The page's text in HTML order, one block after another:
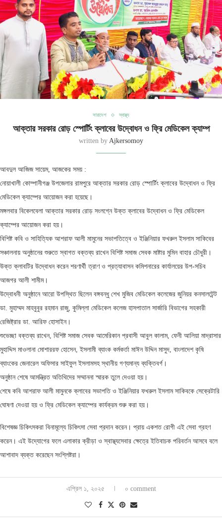
সারাদেশ স্বাস্থ্য
আক্তার সরকার রোড় স্পোর্টিং ক্লাবের উদ্বোধন ও ফ্রি মেডিকেল ক্যাম্প
written by Ajkersomoy
আবদুল আজিজ সায়েম, আজকের সময় :
নোয়াখালী কোম্পানীগঞ্জ উপজেলার রামপুরে আক্তার সরকার রোড় স্পোর্টিং ক্লাবের উদ্বোধন ও ফ্রি
মেডিকেল ক্যাম্পের আয়োজন করা হয়েছে।
মঙ্গলবার বিকেলবেলা আক্তার সরকার রোড় সংলগ্নে উক্ত ক্লাবের উদ্বোধন ও ফ্রি মেডিকেল
ক্যাম্পের আয়োজন করা হয়।
বিশিষ্ট কবি ও সাহিত্যিক আশরাফ আলী মামুনের সভাপতিত্বে ও ইঞ্জিনিয়ার ফখরুল ইসলাম সাকিবের
সঞ্চালনায় অনুষ্ঠানের শুরুতে স্বাগত বক্তব্য রাখেন বিশিষ্ট সমাজ সেবক মাষ্টার মুমিন বাহার চৌধুরী।
উক্ত ক্লাবটির উদ্বোধন করেন শরণার্থী ত্রাণ ও প্রত্যাবাসন কমিশনারের কার্যালয়ের উপ-সচিব
আজগর আলী শামীম।
উদ্বোধনী অনুষ্ঠানে আরো উপস্থিত ছিলেন বঙ্গবন্ধু শেখ মুজিব মেডিকেল কলেজের জুনিয়র কনসালটেন্ট
ডা. মুহাম্মদ মাহবুবুর রহমান রাজু, কুমিল্লা মেডিকেল কলেজ হাসপাতাল সার্জারি বিভাগের সহকারী
রেজিষ্ট্রার ডা. আরিফ হোসাইন।
শুভেচ্ছা বক্তব্য রাখেন, বিশিষ্ট সমাজ সেবক আমেরিকান প্রবাসী আবুল কালাম, ফেনী আলিয়া মাদ্রাসার
মুহাদ্দিস মাওলানা মোশাররফ হোসেন, ইসলামী ব্যাংক কর্মকর্তা মাঈন উদ্দিন মাসুদ, বাংলাদেশ কৃষি
ব্যাংকের জেনারেল অফিসার সাইফুল ইসলামসহ স্থানীয় গণ্যমান্য ব্যক্তিবর্গ।
অনুষ্ঠান শেষে আমন্ত্রিত অতিথিদের সম্মাননা স্মারক তুলে দেওয়া হয়।
শেষে কবি আশরাফ আলী মামুনকে ক্লাবের সভাপতি ও ইঞ্জিনিয়ার ফখরুল ইসলাম সাকিবকে সেক্রেটারি
ঘোষণা দেওয়া হয় ও ফ্রি মেডিকেল ক্যাম্পের কার্যক্রম শুরু করা হয়।
বিশেষজ্ঞ চিকিৎসকরা বিনামূল্যে চিকিৎসা সেবা প্রদান করেন। প্রায় একশত রোগী এই সেবা গ্রহণ
করেন। এই উদ্যোগের ফলে এলাকার ক্রীড়া ও স্বাস্থ্যসেবার ক্ষেত্রে ইতিবাচক পরিবর্তন আসবে বলে
আশাবাদ ব্যক্ত করেছেন সংশ্লিষ্টরা।
এপ্রিল ১, ২০২৫ ০ comment